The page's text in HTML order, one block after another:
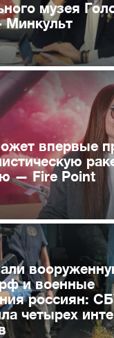
музея
Минкульт
впервые
— Fire Point
и военные
россиян:
четырех